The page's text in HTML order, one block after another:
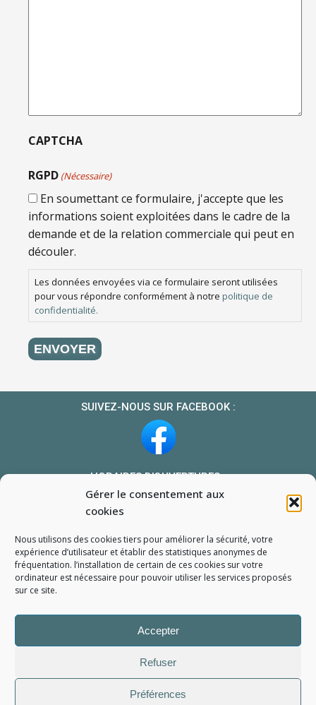
Gérer le consentement aux
cookies
Nous utilisons des cookies tiers pour améliorer la sécurité, votre
expérience d’utilisateur et établir des statistiques anonymes de
fréquentation. l’installation de certain de ces cookies sur votre
ordinateur est nécessaire pour pouvoir utiliser les services proposés
sur ce site.
Accepter
Refuser
Préférences
CAPTCHA
RGPD (Nécessaire)
En soumettant ce formulaire, j'accepte que les
informations soient exploitées dans le cadre de la
demande et de la relation commerciale qui peut en
découler.
Les données envoyées via ce formulaire seront utilisées
pour vous répondre conformément à notre politique de
confidentialité.
SUIVEZ-NOUS SUR FACEBOOK :
HORAIRES D’OUVERTURES :
Du lundi au vendredi : 10h-13h et 14h-19h
Le samedi : 10h-13h 14h-18h
NOUS TROUVER
Mon compte
Formulaire de demande de pièce
2006 - 2026